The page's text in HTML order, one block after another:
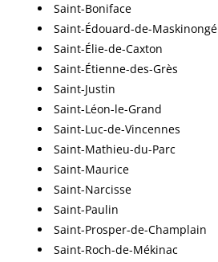
Saint-Boniface
Saint-Édouard-de-Maskinongé
Saint-Élie-de-Caxton
Saint-Étienne-des-Grès
Saint-Justin
Saint-Léon-le-Grand
Saint-Luc-de-Vincennes
Saint-Mathieu-du-Parc
Saint-Maurice
Saint-Narcisse
Saint-Paulin
Saint-Prosper-de-Champlain
Saint-Roch-de-Mékinac